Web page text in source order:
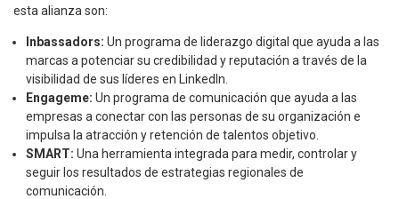
esta alianza son:
Inbassadors: Un programa de liderazgo digital que ayuda a las
marcas a potenciar su credibilidad y reputación a través de la
visibilidad de sus líderes en LinkedIn.
Engageme: Un programa de comunicación que ayuda a las
empresas a conectar con las personas de su organización e
impulsa la atracción y retención de talentos objetivo.
SMART: Una herramienta integrada para medir, controlar y
seguir los resultados de estrategias regionales de
comunicación.